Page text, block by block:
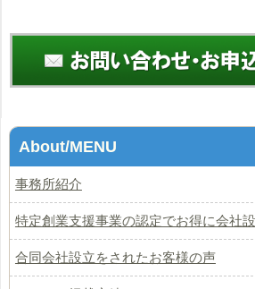
About/MENU
事務所紹介
特定創業支援事業の認定でお得に会社
合同会社設立をされたお客様の声